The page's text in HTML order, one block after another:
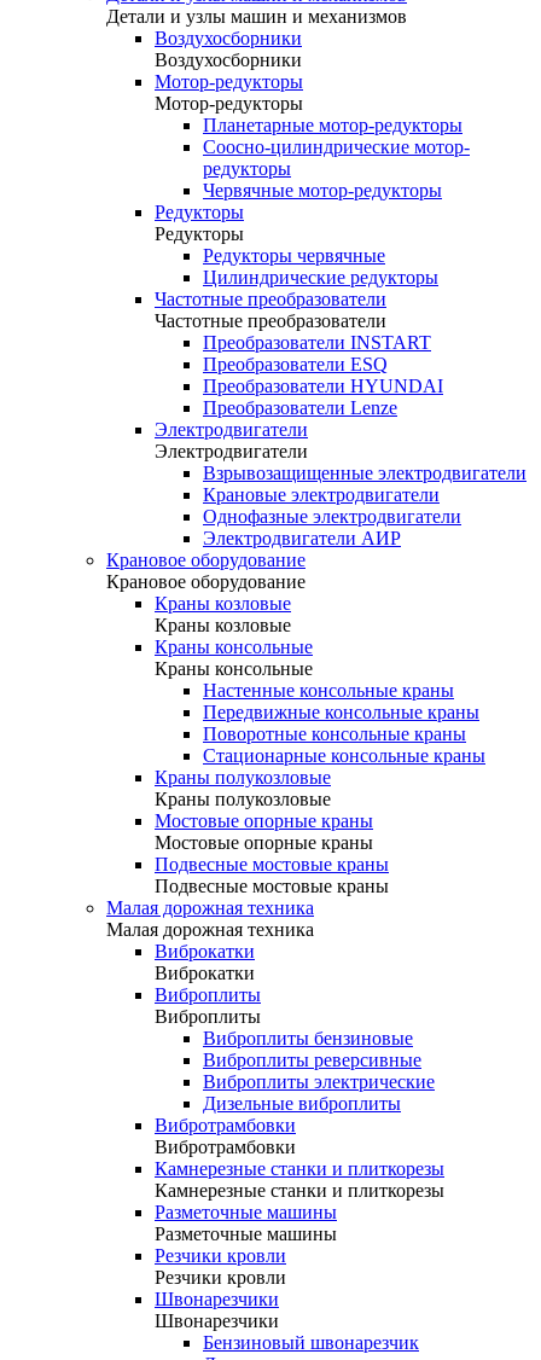
Детали и узлы машин и механизмов
Воздухосборники
Воздухосборники
Мотор-редукторы
Мотор-редукторы
Планетарные мотор-редукторы
Соосно-цилиндрические мотор-
редукторы
Червячные мотор-редукторы
Редукторы
Редукторы
Редукторы червячные
Цилиндрические редукторы
Частотные преобразователи
Частотные преобразователи
Преобразователи INSTART
Преобразователи ESQ
Преобразователи HYUNDAI
Преобразователи Lenze
Электродвигатели
Электродвигатели
Взрывозащищенные электродвигатели
Крановые электродвигатели
Однофазные электродвигатели
Электродвигатели АИР
Крановое оборудование
Крановое оборудование
Краны козловые
Краны козловые
Краны консольные
Краны консольные
Настенные консольные краны
Передвижные консольные краны
Поворотные консольные краны
Стационарные консольные краны
Краны полукозловые
Краны полукозловые
Мостовые опорные краны
Мостовые опорные краны
Подвесные мостовые краны
Подвесные мостовые краны
Малая дорожная техника
Малая дорожная техника
Виброкатки
Виброкатки
Виброплиты
Виброплиты
Виброплиты бензиновые
Виброплиты реверсивные
Виброплиты электрические
Дизельные виброплиты
Вибротрамбовки
Вибротрамбовки
Камнерезные станки и плиткорезы
Камнерезные станки и плиткорезы
Разметочные машины
Разметочные машины
Резчики кровли
Резчики кровли
Швонарезчики
Швонарезчики
Бензиновый швонарезчик